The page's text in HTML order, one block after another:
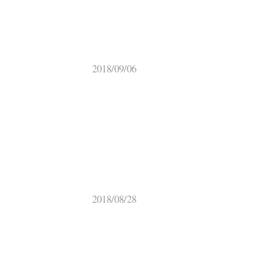
2018/09/06
2018/08/28